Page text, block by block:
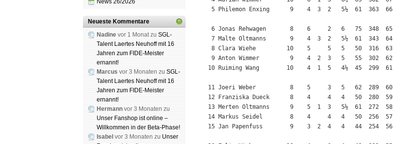
News 26/2026
Neueste Kommentare
Nadine vor 1 Monat zu SGL-
Talent Laertes Neuhoff mit 16
Jahren zum FIDE-Meister
ernannt!
Marcus vor 3 Monaten zu SGL-
Talent Laertes Neuhoff mit 16
Jahren zum FIDE-Meister
ernannt!
Hermann vor 3 Monaten zu
Unser Fanshop ist online –
Willkommen in der Beta-Phase!
Isabel vor 3 Monaten zu Unser
  5 Philemon Enxing      9    4  3  2   5½  61  363  66
  6 Jonas Rehwagen       8    6     2   6   75  348  65
  7 Malte Oltmanns       9    4  3  2   5½  61  343  64
  8 Clara Wiehe         10    5     5   5   50  316  63
  9 Anton Wimmer         9    4  2  3   5   55  302  62
10 Ruiming Wang        10    4  1  5   4½  45  299  61
11 Joeri Weber          8    5     3   5   62  289  60
12 Franziska Dueck      8    4     4   4   50  280  59
13 Merten Oltmanns      9    5  1  3   5½  61  272  58
14 Markus Seidel        8    4     4   4   50  256  57
15 Jan Papenfuss        9    3  2  4   4   44  254  56